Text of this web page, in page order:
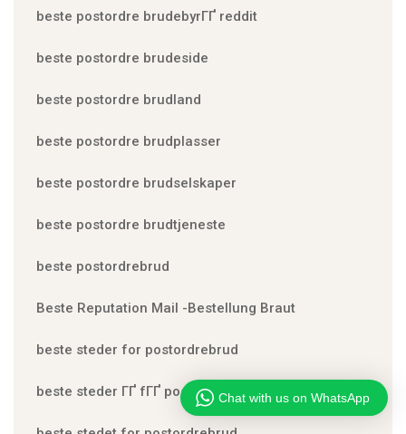
beste postordre brudebyrГҐ reddit
beste postordre brudeside
beste postordre brudland
beste postordre brudplasser
beste postordre brudselskaper
beste postordre brudtjeneste
beste postordrebrud
Beste Reputation Mail -Bestellung Braut
beste steder for postordrebrud
beste steder ГҐ fГҐ postordrebrudChat with us on WhatsApp